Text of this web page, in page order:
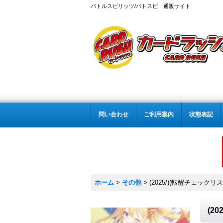
バトルスピリッツ/バトスピ 通販サイト
問い合わせ ご利用案内 状態表記
ホーム > その他 > (2025/)(転醒チェックリ